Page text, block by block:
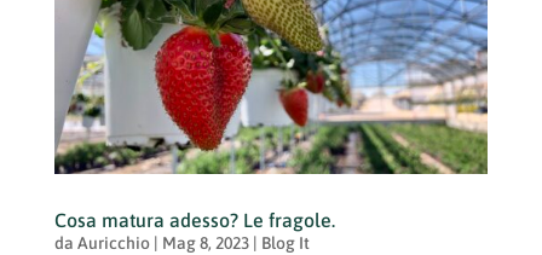
Cosa matura adesso? Le fragole.
da Auricchio| Mag 8, 2023| Blog It